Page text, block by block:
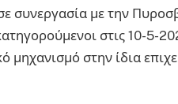
συνεργασία με την
στις 10-5-
μηχανισμό στην ίδια